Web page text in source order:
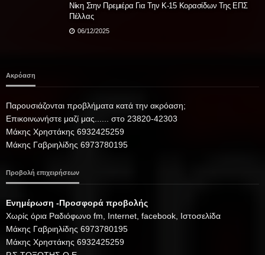
Νίκη Στην Πρεμιέρα Για Την Κ-15 Κορασίδων Της ΕΠΣ
Πέλλας
06/12/2025
Ακρόαση
Παρουσιάζονται προβλήματα κατά την ακρόαση;
Επικοινωνήστε μαζί μας...... στο 23820-42303
Μάκης Χρηστάκης 6932425259
Μάκης Γαβριηλίδης 6973780195
Προβολή επιχειρήσεων
Ενημέρωση -Προσφορά προβολής
Xωρίς όρια Ραδιόφωνο fm, Internet, facebook, Ιστοσελίδα
Μάκης Γαβριηλίδης 6973780195
Μάκης Χρηστάκης 6932425259